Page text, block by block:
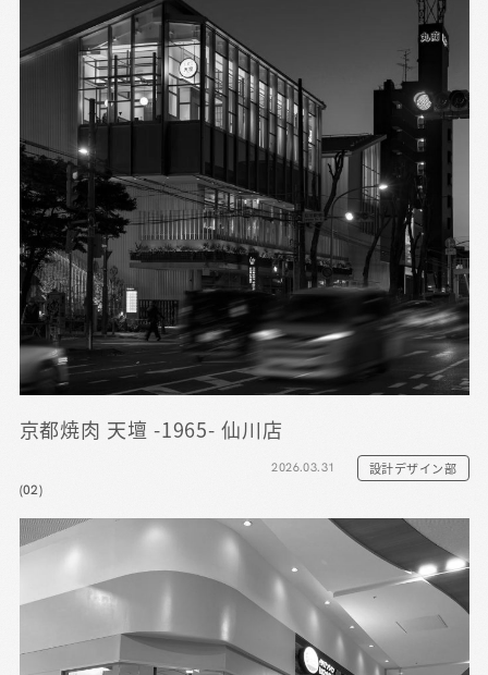
京都焼肉 天壇 -1965- 仙川店
2026.03.31 設計デザイン部
(02)